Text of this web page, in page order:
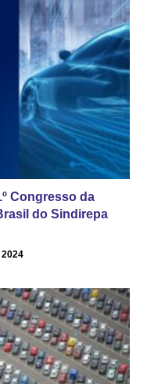
Congresso da
do Sindirepa